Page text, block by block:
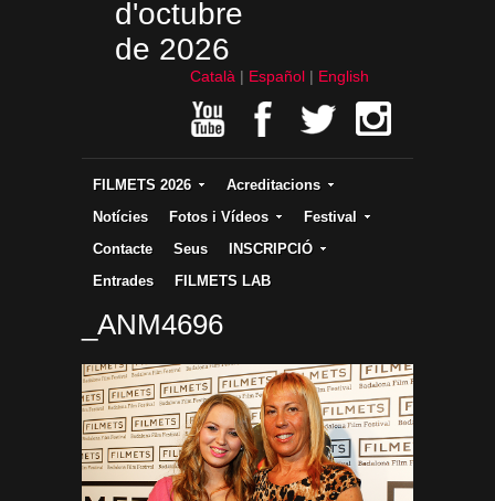
d'octubre
de 2026
Català Español English
FILMETS 2026
Acreditacions
Notícies
Fotos i Vídeos
Festival
Contacte
Seus
INSCRIPCIÓ
Entrades
FILMETS LAB
_ANM4696